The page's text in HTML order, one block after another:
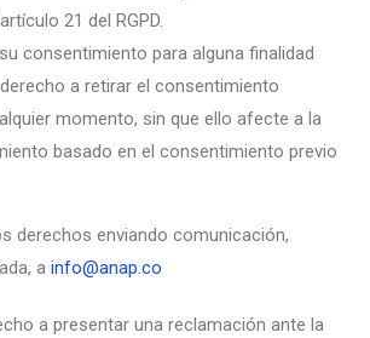
21 del RGPD.
consentimiento para alguna finalidad
a retirar el consentimiento
momento, sin que ello afecte a la
basado en el consentimiento previo
derechos enviando comunicación,
a info@anap.co
a presentar una reclamación ante la